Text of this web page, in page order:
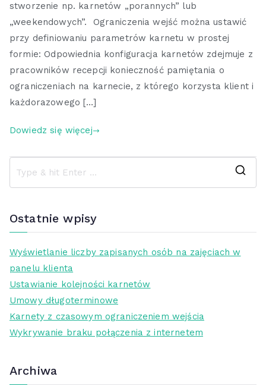
stworzenie np. karnetów „porannych” lub
„weekendowych”. Ograniczenia wejść można ustawić
przy definiowaniu parametrów karnetu w prostej
formie: Odpowiednia konfiguracja karnetów zdejmuje z
pracowników recepcji konieczność pamiętania o
ograniczeniach na karnecie, z którego korzysta klient i
każdorazowego […]
Dowiedz się więcej
Ostatnie wpisy
Wyświetlanie liczby zapisanych osób na zajęciach w
panelu klienta
Ustawianie kolejności karnetów
Umowy długoterminowe
Karnety z czasowym ograniczeniem wejścia
Wykrywanie braku połączenia z internetem
Archiwa